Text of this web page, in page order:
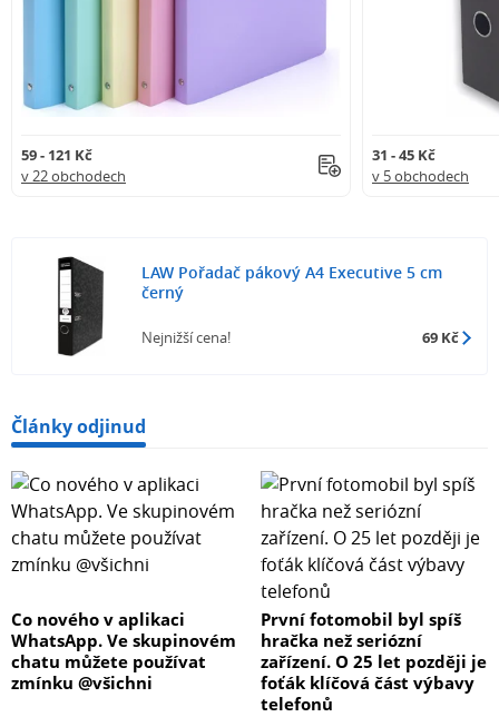
59 - 121 Kč
v 22 obchodech
31 - 45 Kč
v 5 obchodech
LAW Pořadač pákový A4 Executive 5 cm
černý
Nejnižší cena! 69 Kč
Články odjinud
Co nového v aplikaci
WhatsApp. Ve skupinovém
chatu můžete používat
zmínku @všichni
První fotomobil byl spíš
hračka než seriózní
zařízení. O 25 let později je
foťák klíčová část výbavy
telefonů